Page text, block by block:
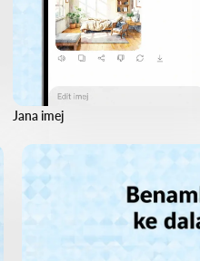
Jana imej